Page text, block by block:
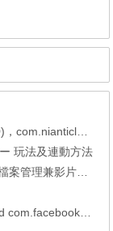
(.apk) (.xapk)
玩法及連動方法
兼影片轉檔工具
APK